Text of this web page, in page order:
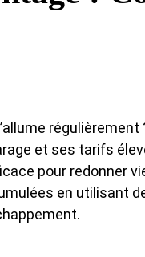
et ses tarifs
pour redonner
en utilisant